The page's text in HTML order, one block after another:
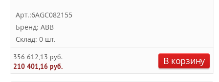
Арт.:6AGC082155
Бренд: ABB
Склад: 0 шт.
356 612,13 руб.
210 401,16 руб.
В корзину